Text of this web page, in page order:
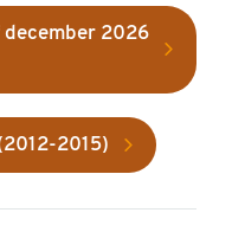
december 2026
2015)